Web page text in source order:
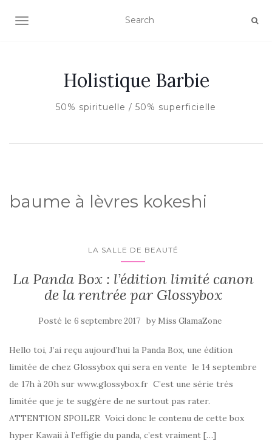
AFFICHER/MASQUER LA NAVIGATION
Holistique Barbie
50% spirituelle / 50% superficielle
baume à lèvres kokeshi
LA SALLE DE BEAUTÉ
La Panda Box : l’édition limité canon
de la rentrée par Glossybox
Posté le 6 septembre 2017 by Miss GlamaZone
Hello toi, J’ai reçu aujourd’hui la Panda Box, une édition
limitée de chez Glossybox qui sera en vente le 14 septembre
de 17h à 20h sur www.glossybox.fr C’est une série très
limitée que je te suggère de ne surtout pas rater.
ATTENTION SPOILER Voici donc le contenu de cette box
hyper Kawaii à l’effigie du panda, c’est vraiment […]